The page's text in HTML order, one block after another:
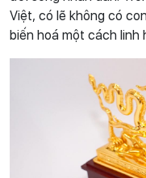
Việt, có lẽ không có
biến hoá một cách linh